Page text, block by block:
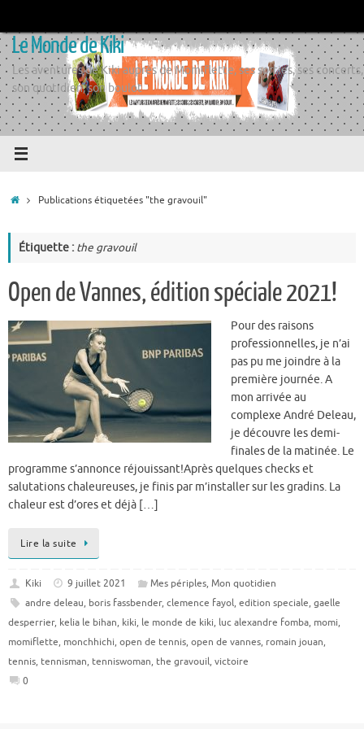
contenu
Le Monde de Kiki
Les aventures de Kiki auprès de Momiflette, ses sorties, ses concerts,
son quotidien, son boulot
AccueilPublications étiquetées "the gravouil"
Étiquette : the gravouil
Open de Vannes, édition spéciale 2021!
Pour des raisons
professionnelles, je n’ai
pas pu me joindre à la
première journée. A
mon arrivée au
complexe André Deleau,
je découvre les demi-
finales de la matinée. Le
programme s’annonce réjouissant!Après quelques checks et
salutations chaleureuses, je finis par m’installer sur les gradins. La
chaleur est d’ores et déjà […]
Lire la suite
Kiki 9 juillet 2021 Mes périples, Mon quotidien
andre deleau, boris fassbender, clemence fayol, edition speciale, gaelle
desperrier, kelia le bihan, kiki, le monde de kiki, luc alexandre fomba, momi,
momiflette, monchhichi, open de tennis, open de vannes, romain jouan,
tennis, tennisman, tenniswoman, the gravouil, victoire
0